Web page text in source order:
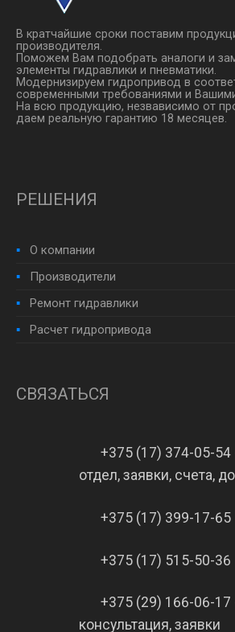
В кратчайшие сроки поставим
производителя.
Поможем Вам подобрать аналоги и
элементы гидравлики и пневматики.
Модернизируем гидропривод в
современными требованиями и
На всю продукцию, незвависимо от
даем реальную гарантию 18 месяцев.
РЕШЕНИЯ
О компании
Производители
Ремонт гидравлики
Расчет гидропривода
СВЯЗАТЬСЯ
+375 (17) 374-05-
отдел, заявки, счета,
+375 (17) 399-17-65
+375 (17) 515-50-36
+375 (29) 166-06-17
консультация, заявки